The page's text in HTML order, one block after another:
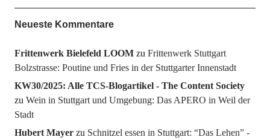
Neueste Kommentare
Frittenwerk Bielefeld LOOMzu Frittenwerk Stuttgart
Bolzstrasse: Poutine und Fries in der Stuttgarter Innenstadt
KW30/2025: Alle TCS-Blogartikel - The Content Society
zu Wein in Stuttgart und Umgebung: Das APERO in Weil der
Stadt
Hubert Mayerzu Schnitzel essen in Stuttgart: “Das Lehen” -